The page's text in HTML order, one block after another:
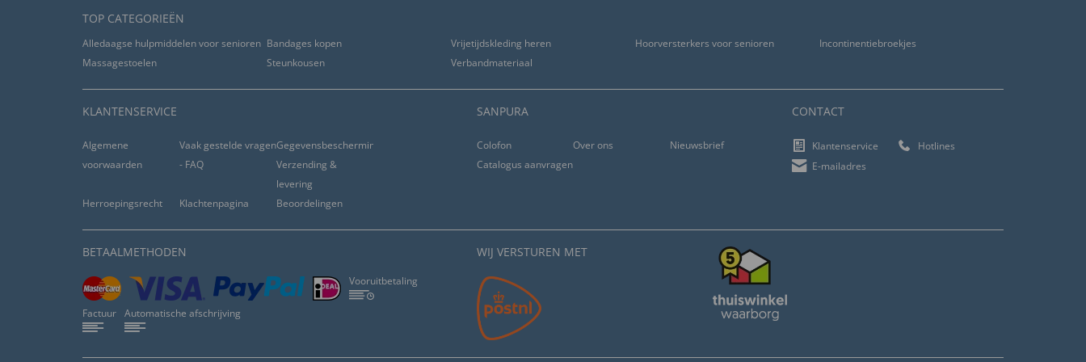
“Alle Fernbedienungen an einem Ort.Empfelung an alle.Qualität isk in
ordnung”
nuttig (1) niet nuttig (0)
nuttig (0) niet nuttig (0
20.04.2016
“sehr gute Handhabung. Sehr gute Qualität ”
nuttig (
TOP CATEGORIEËN
Alledaagse hulpmiddelen voor senioren Bandages kopen Vrijetijdskleding heren Hoorversterkers voor senioren
Incontinentiebroekjes
Massagestoelen
Steunkousen Verbandmateriaal
KLANTENSERVICE
Algemene
voorwaarden
Vaak gestelde vragen
- FAQ
Gegevensbescherming
Verzending &
levering
Herroepingsrecht
Klachtenpagina Beoordelingen
SANPURA
Colofon Over ons
Nieuwsbrief
Catalogus aanvragen
CONTACT
Klantenservice
Hotlines
E-mailadres
BETAALMETHODEN
Vooruitbetaling
Factuur Automatische afschrijving
WIJ VERSTUREN MET